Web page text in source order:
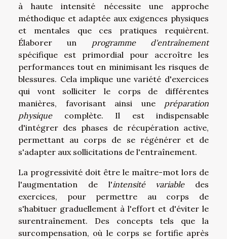
à haute intensité nécessite une approche
méthodique et adaptée aux exigences physiques
et mentales que ces pratiques requièrent.
Élaborer un programme d'entraînement
spécifique est primordial pour accroître les
performances tout en minimisant les risques de
blessures. Cela implique une variété d'exercices
qui vont solliciter le corps de différentes
manières, favorisant ainsi une préparation
physiquecomplète. Il est indispensable
d'intégrer des phases de récupération active,
permettant au corps de se régénérer et de
s'adapter aux sollicitations de l'entraînement.
La progressivité doit être le maître-mot lors de
l'augmentation de l'intensité variabledes
exercices, pour permettre au corps de
s'habituer graduellement à l'effort et d'éviter le
surentraînement. Des concepts tels que la
surcompensation, où le corps se fortifie après